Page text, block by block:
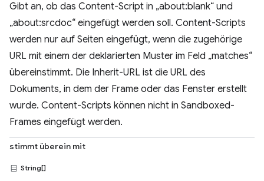
Gibt an, ob das Content-Script in „about:blank“ und
„about:srcdoc“ eingefügt werden soll. Content-Scripts
werden nur auf Seiten eingefügt, wenn die zugehörige
URL mit einem der deklarierten Muster im Feld „matches“
übereinstimmt. Die Inherit-URL ist die URL des
Dokuments, in dem der Frame oder das Fenster erstellt
wurde. Content-Scripts können nicht in Sandboxed-
Frames eingefügt werden.
stimmt überein mit
String[]